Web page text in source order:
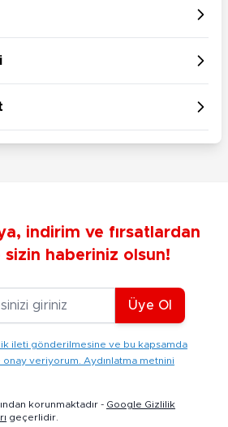
indirim ve fırsatlardan
sizin haberiniz olsun!
E-posta Adresiniz
Üye Ol
ileti gönderilmesine ve bu kapsamda
veriyorum. Aydınlatma metnini
korunmaktadır - Google Gizlilik
geçerlidir.